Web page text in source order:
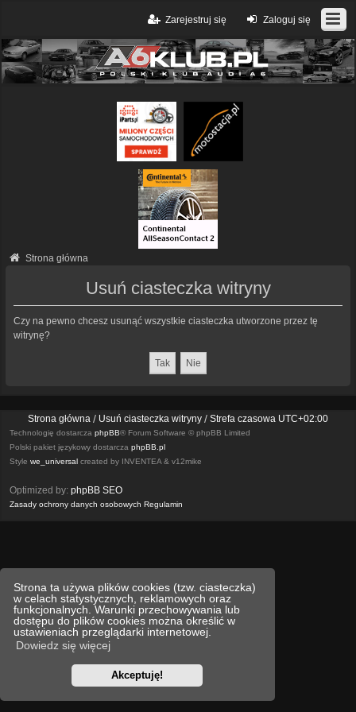
Strona ta używa plików cookies (tzw. ciasteczka)
w celach statystycznych, reklamowych oraz
funkcjonalnych. Warunki przechowywania lub
dostępu do plików cookies można określić w
ustawieniach przeglądarki internetowej.
Dowiedz się więcej
Akceptuję!
Zaloguj się
Zarejestruj się
Strona główna
Usuń ciasteczka witryny
Czy na pewno chcesz usunąć wszystkie ciasteczka utworzone przez tę
witrynę?
Strona główna Usuń ciasteczka witryny Strefa czasowa UTC+02:00
Technologię dostarcza phpBB® Forum Software © phpBB Limited
Polski pakiet językowy dostarcza phpBB.pl
Style we_universal created by INVENTEA & v12mike
Optimized by: phpBB SEO
Zasady ochrony danych osobowych Regulamin